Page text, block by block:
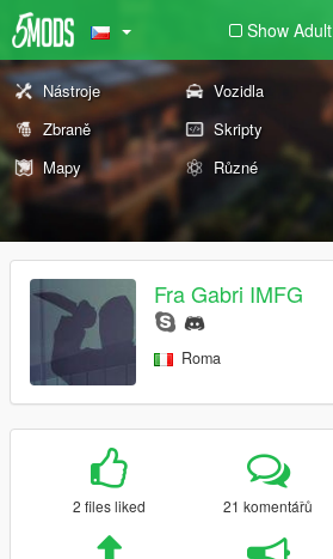
Show Adult
Nástroje Vozidla
Zbraně
Skripty
Mapy
Různé
Fra Gabri IMFG
Roma
2 files liked 21 komentářů